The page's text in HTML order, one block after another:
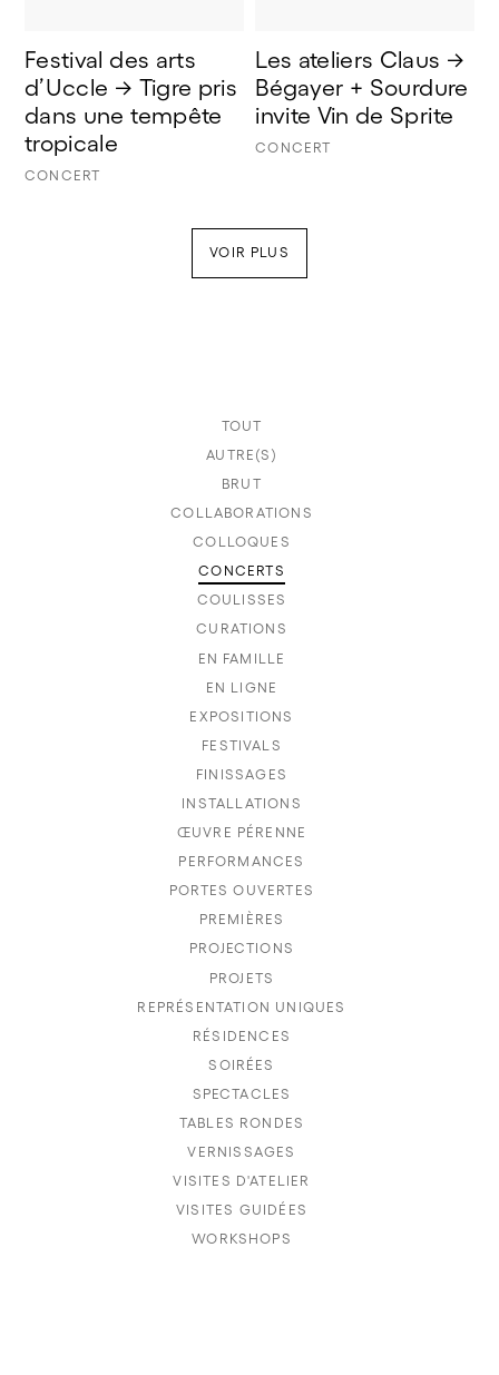
Festival des arts
d’Uccle → Tigre pris
dans une tempête
tropicale
CONCERT
Les ateliers Claus →
Bégayer + Sourdure
invite Vin de Sprite
CONCERT
VOIR PLUS
TOUT
AUTRE(S)
BRUT
COLLABORATIONS
COLLOQUES
CONCERTS
COULISSES
CURATIONS
EN FAMILLE
EN LIGNE
EXPOSITIONS
FESTIVALS
FINISSAGES
INSTALLATIONS
ŒUVRE PÉRENNE
PERFORMANCES
PORTES OUVERTES
PREMIÈRES
PROJECTIONS
PROJETS
REPRÉSENTATION UNIQUES
RÉSIDENCES
SOIRÉES
SPECTACLES
TABLES RONDES
VERNISSAGES
VISITES D'ATELIER
VISITES GUIDÉES
WORKSHOPS